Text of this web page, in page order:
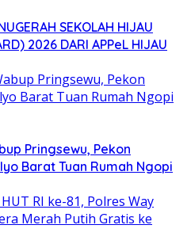
SEKOLAH HIJAU
2026 DARI APPeL HIJAU
Pringsewu, Pekon
Barat Tuan Rumah Ngopi